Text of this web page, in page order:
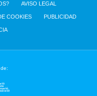
AVISO LEGAL
COOKIES PUBLICIDAD